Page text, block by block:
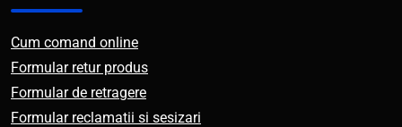
Cum comand online
Formular retur produs
Formular de retragere
Formular reclamatii si sesizari